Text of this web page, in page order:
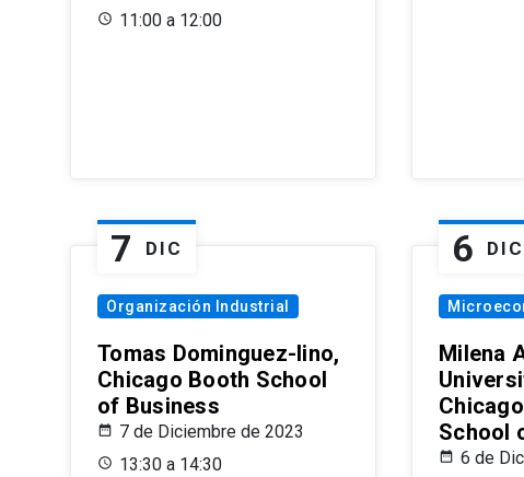
11:00 a 12:00
7 DIC
Organización Industrial
Tomas Dominguez-Iino,
Chicago Booth School
of Business
7 de Diciembre de 2023
13:30 a 14:30
6 DIC
Milena
School
6 de